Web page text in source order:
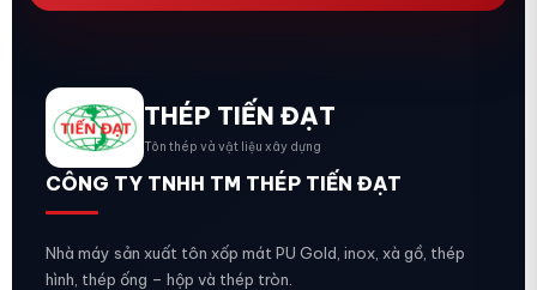
THÉP TIẾN ĐẠT
Tôn thép và vật liệu xây dựng
CÔNG TY TNHH TM THÉP TIẾN ĐẠT
Nhà máy sản xuất tôn xốp mát PU Gold, inox, xà gồ, thép
hình, thép ống – hộp và thép tròn.